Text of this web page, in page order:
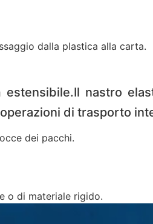
dalla plastica alla carta.
estensibile.Il nastro
di trasporto
dei pacchi.
o di materiale rigido.